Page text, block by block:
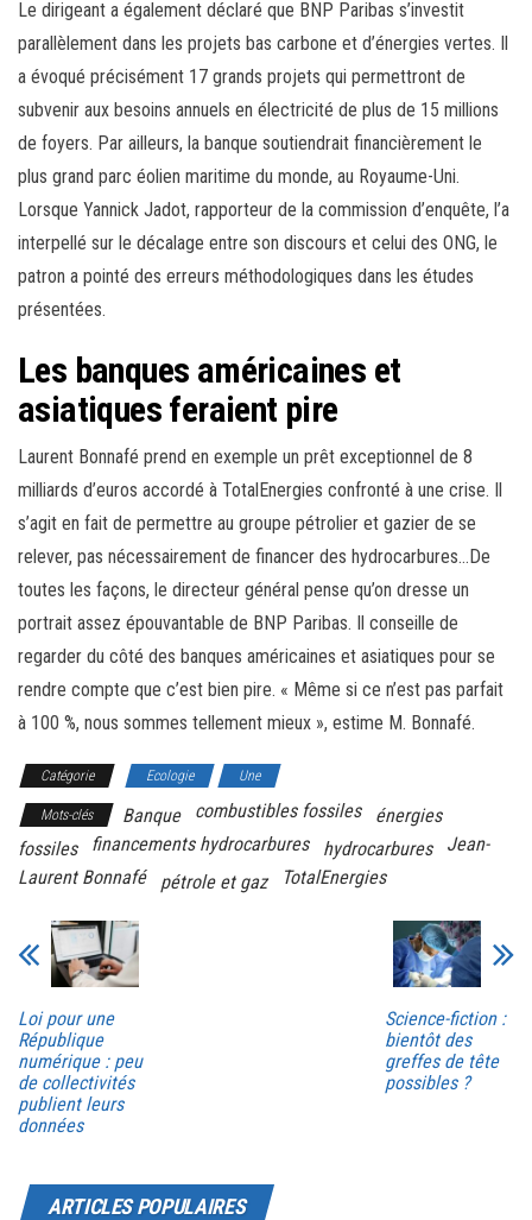
Le dirigeant a également déclaré que BNP Paribas s’investit
parallèlement dans les projets bas carbone et d’énergies vertes. Il
a évoqué précisément 17 grands projets qui permettront de
subvenir aux besoins annuels en électricité de plus de 15 millions
de foyers. Par ailleurs, la banque soutiendrait financièrement le
plus grand parc éolien maritime du monde, au Royaume-Uni.
Lorsque Yannick Jadot, rapporteur de la commission d’enquête, l’a
interpellé sur le décalage entre son discours et celui des ONG, le
patron a pointé des erreurs méthodologiques dans les études
présentées.
Les banques américaines et
asiatiques feraient pire
Laurent Bonnafé prend en exemple un prêt exceptionnel de 8
milliards d’euros accordé à TotalEnergies confronté à une crise. Il
s’agit en fait de permettre au groupe pétrolier et gazier de se
relever, pas nécessairement de financer des hydrocarbures…De
toutes les façons, le directeur général pense qu’on dresse un
portrait assez épouvantable de BNP Paribas. Il conseille de
regarder du côté des banques américaines et asiatiques pour se
rendre compte que c’est bien pire. « Même si ce n’est pas parfait
à 100 %, nous sommes tellement mieux », estime M. Bonnafé.
Catégorie Ecologie Une
Mots-clés Banque combustibles fossiles
énergies
fossiles
financements hydrocarbures hydrocarbures
Jean-
Laurent Bonnafé
pétrole et gaz TotalEnergies
Loi pour une
République
numérique : peu
de collectivités
publient leurs
données
Science-fiction :
bientôt des
greffes de tête
possibles ?
ARTICLES POPULAIRES